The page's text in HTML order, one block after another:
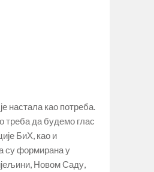
настала као потреба.
треба да будемо глас
БиХ, као и
су формирана у
Новом Саду,